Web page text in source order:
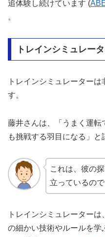
追体験し続けています​ (
。
トレインシミュレー
トレインシミュレーター
す。
藤井さんは、「うまく運
も挑戦する羽目になる」と
これは、彼の
立っているので
トレインシミュレーター
の細かい技術やルールを学